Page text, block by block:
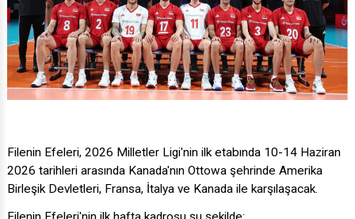
Filenin Efeleri, 2026 Milletler Ligi'nin ilk etabında 10-14 Haziran
2026 tarihleri arasında Kanada'nın Ottowa şehrinde Amerika
Birleşik Devletleri, Fransa, İtalya ve Kanada ile karşılaşacak.